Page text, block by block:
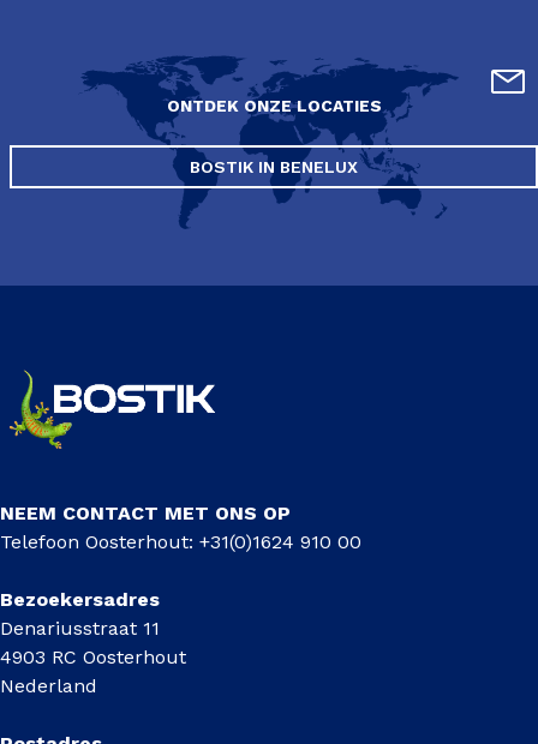
ONTDEK ONZE LOCATIES
BOSTIK IN BENELUX
NEEM CONTACT MET ONS OP
Telefoon Oosterhout: +31(0)1624 910 00
Bezoekersadres
Denariusstraat 11
4903 RC Oosterhout
Nederland